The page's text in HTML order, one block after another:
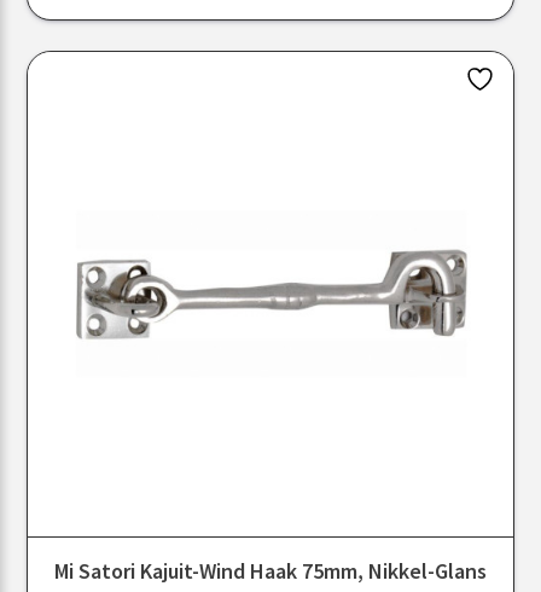
Mi Satori Kajuit-Wind Haak 75mm, Nikkel-Glans